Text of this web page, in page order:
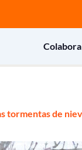
Colabora
tormentas de